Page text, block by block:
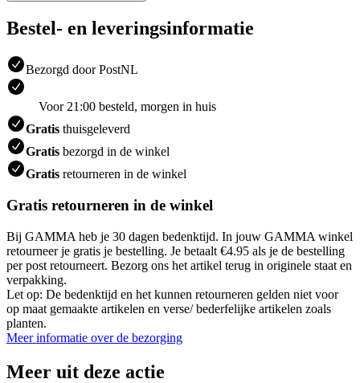
Bestel- en leveringsinformatie
Bezorgd door PostNL
Voor 21:00 besteld, morgen in huis
Gratis thuisgeleverd
Gratis bezorgd in de winkel
Gratis retourneren in de winkel
Gratis retourneren in de winkel
Bij GAMMA heb je 30 dagen bedenktijd. In jouw GAMMA winkel
retourneer je gratis je bestelling. Je betaalt €4.95 als je de bestelling
per post retourneert. Bezorg ons het artikel terug in originele staat en
verpakking.
Let op: De bedenktijd en het kunnen retourneren gelden niet voor
op maat gemaakte artikelen en verse/ bederfelijke artikelen zoals
planten.
Meer informatie over de bezorging
Meer uit deze actie